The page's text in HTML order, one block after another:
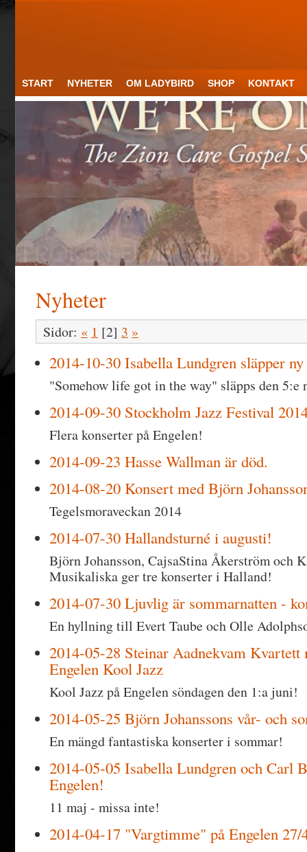
START NYHETER OM LADYBIRD SHOP KONTAKT
Nyheter
Sidor: « 1 [2] 3 »
2014-10-30 Isabella Lundgren släpper
"Somehow life got in the way" släpps den 5:e
2014-09-30 Stockholm Jazz Festival
Flera konserter på Engelen!
2014-09-23 Hasse Wallman är död.
2014-08-20 Konsert med Björn
Tegelsmoraveckan 2014
2014-07-30 Hallandsturné i augusti!
Björn Johansson, CajsaStina Åkerström och
Musikaliska ger tre konserter i Halland!
2014-07-30 Ljuvlig är sommarnatten -
En hyllning till Evert Taube och Olle
2014-05-28 Steinar Aadnekvam Kvartett
Engelen Kool Jazz
Kool Jazz på Engelen söndagen den 1:a juni!
2014-05-25 Björn Johanssons vår- och
En mängd fantastiska konserter i sommar!
2014-05-05 Isabella Lundgren och Carl
Engelen!
11 maj - missa inte!
2014-04-17 "Vargtimme" på Engelen 27/